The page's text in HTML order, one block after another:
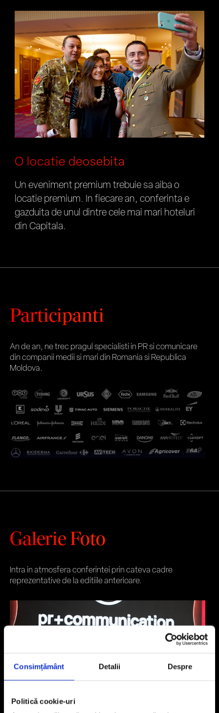
Consimțământ Detalii Despre
Politică cookie-uri
O locatie deosebita
Un eveniment premium trebuie sa aiba o
locatie premium. In fiecare an, conferinta e
gazduita de unul dintre cele mai mari hoteluri
din Capitala.
Participanti
An de an, ne trec pragul specialisti in PR si comunicare
din companii medii si mari din Romania si Republica
Moldova.
Galerie Foto
Intra in atmosfera conferintei prin cateva cadre
reprezentative de la editiile anterioare.